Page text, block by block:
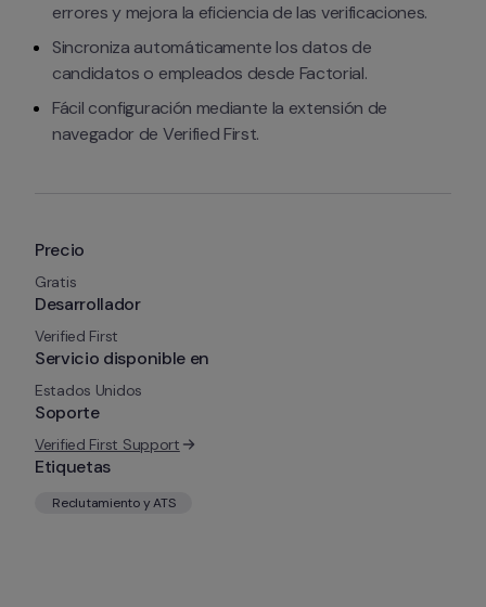
Precio
Gratis
Desarrollador
Verified First
Servicio disponible en
Estados Unidos
Soporte
Verified First Support
Etiquetas
Reclutamiento y ATS
errores y mejora la eficiencia de las verificaciones.
Sincroniza automáticamente los datos de
candidatos o empleados desde Factorial.
Fácil configuración mediante la extensión de
navegador de Verified First.